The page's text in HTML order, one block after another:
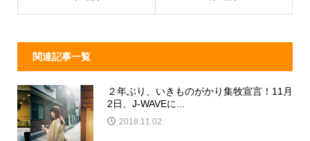
k
関連記事一覧
２年ぶり、いきものがかり集牧宣言！11月
2日、J-WAVEに...
2018.11.02